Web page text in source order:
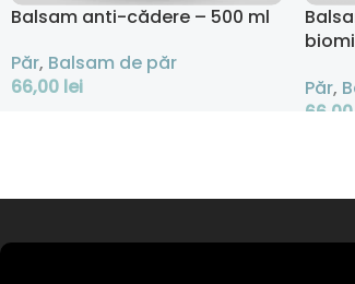
Balsam anti-cădere – 500 ml
Păr, Balsam de păr
66,00 lei
Păr,
66,00